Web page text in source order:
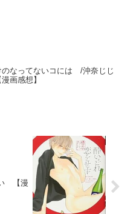
のなってないコには /沖奈じじ
画感想】
【漫